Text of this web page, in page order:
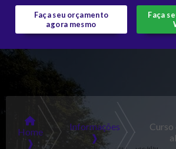
Faça seu orçamento
agora mesmo
Faça
Home
❱
Informações
❱